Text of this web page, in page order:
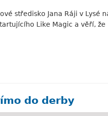
středisko Jana Ráji v Lysé
Like Magic a věří,
do derby